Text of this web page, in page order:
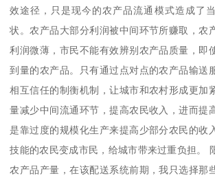
效途径，只是现今的农产品流通模式造成了
状。农产品大部分利润被中间环节所赚取，农
利润微薄，市民不能有效辨别农产品质量，即
到量的农产品。只有通过点对点的农产品输送
相互信任的制衡机制，让城市和农村形成更加
量减少中间流通环节，提高农民收入，进而提
是靠过度的规模化生产来提高少部分农民的收
技能的农民变成市民，给城市带来过重负担。
农产品产量，在该配送系统前期，我只选择那